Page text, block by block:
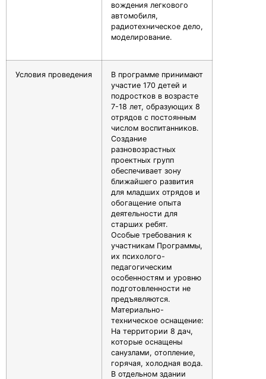
вождения легкового
автомобиля,
радиотехническое дело,
моделирование.
Условия проведения
В программе принимают
участие 170 детей и
подростков в возрасте
7-18 лет, образующих 8
отрядов с постоянным
числом воспитанников.
Создание
разновозрастных
проектных групп
обеспечивает зону
ближайшего развития
для младших отрядов и
обогащение опыта
деятельности для
старших ребят.
Особые требования к
участникам Программы,
их психолого-
педагогическим
особенностям и уровню
подготовленности не
предъявляются.
Материально-
техническое оснащение:
На территории 8 дач,
которые оснащены
санузлами, отопление,
горячая, холодная вода.
В отдельном здании